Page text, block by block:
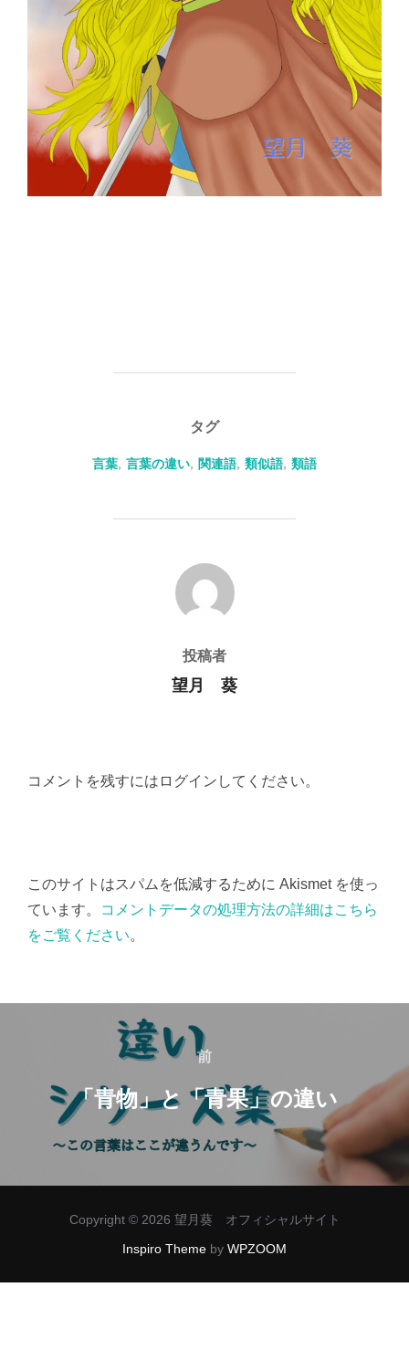
タグ
言葉, 言葉の違い, 関連語, 類似語, 類語
投稿者
投稿者
望月 葵
コメントを残すにはログインしてください。
このサイトはスパムを低減するために Akismet を使っ
ています。
コメントデータの処理方法の詳細はこちら
をご覧ください。
ョ
前
前
「青物」と「青果」の違い
Copyright © 2026 望月葵 オフィシャルサイト
Inspiro Theme by WPZOOM